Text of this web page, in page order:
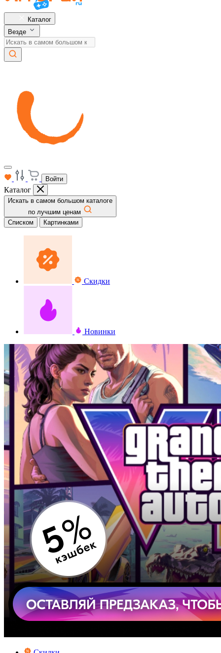
Каталог
Везде
Войти
Каталог
Искать в самом большом каталоге
по лучшим ценам
Списком
Картинками
Скидки
Новинки